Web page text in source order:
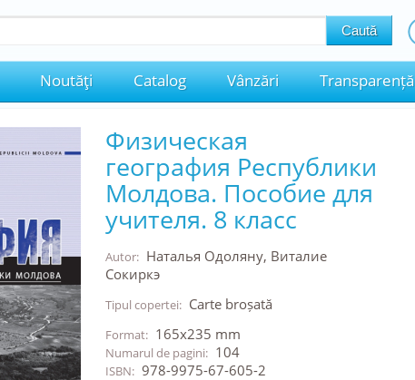
Noutăţi Catalog Vânzări Transparență
Физическая
география Республики
Молдова. Пособие для
учителя. 8 класс
Autor: Наталья Одоляну, Виталие
Сокиркэ
Tipul copertei: Carte broșată
Format: 165x235 mm
Numarul de pagini: 104
ISBN: 978-9975-67-605-2